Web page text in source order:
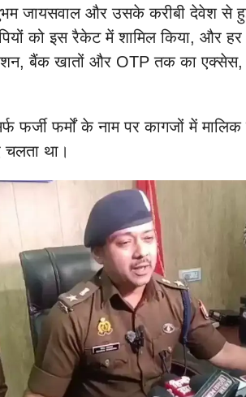
जायसवाल और उसके करीबी देवेश से
को इस रैकेट में शामिल किया, और
बैंक खातों और OTP तक का एक्सेस,
फर्जी फर्मों के नाम पर कागजों में
चलता था।